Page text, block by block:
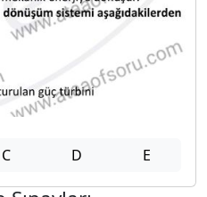
C D E